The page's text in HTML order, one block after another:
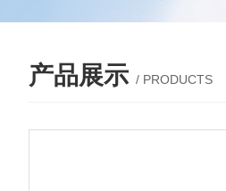
产品展示 / PRODUCTS